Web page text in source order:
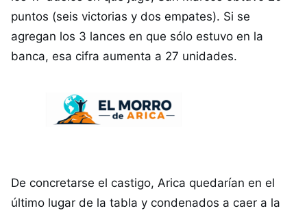
puntos (seis victorias y dos empates). Si se
agregan los 3 lances en que sólo estuvo en la
banca, esa cifra aumenta a 27 unidades.
De concretarse el castigo, Arica quedarían en el
último lugar de la tabla y condenados a caer a la